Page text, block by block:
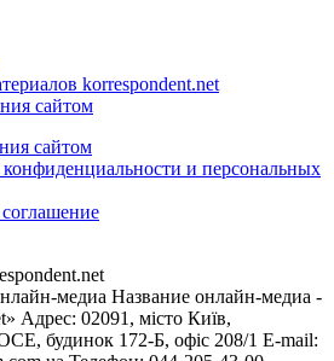
korrespondent.net
сайтом
сайтом
и персональных
медиа Название онлайн-медиа -
Адрес: 02091, місто Київ,
будинок 172-Б, офіс 208/1 E-mail: